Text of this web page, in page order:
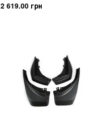
2 619.00 грн